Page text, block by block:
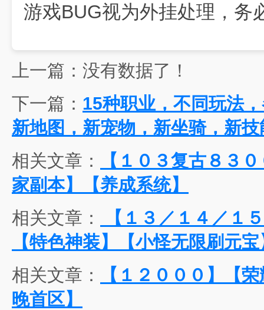
游戏BUG视为外挂处理，务
上一篇：没有数据了！
下一篇： 15种职业，不同玩法
新地图，新宠物，新坐骑，新技
相关文章：
【１０３复古８３
家副本】【养成系统】
相关文章：
【１３／１４／１
【特色神装】【小怪无限刷元宝
相关文章：
【１２０００】【
晚首区】